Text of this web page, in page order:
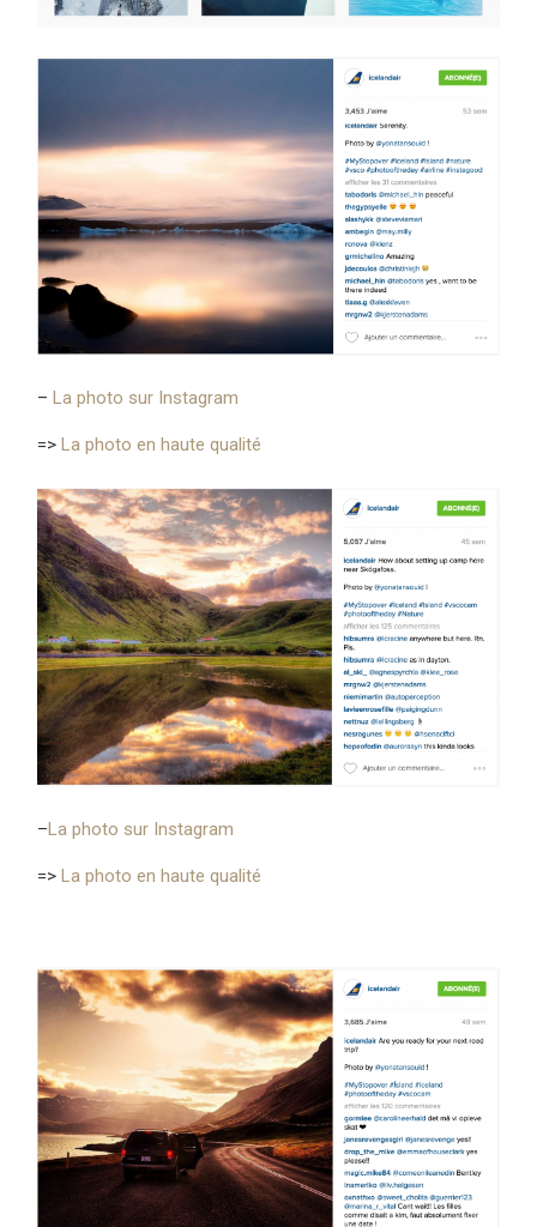
–La photo sur Instagram
=> La photo en haute qualité
–La photo sur Instagram
=>La photo en haute qualité